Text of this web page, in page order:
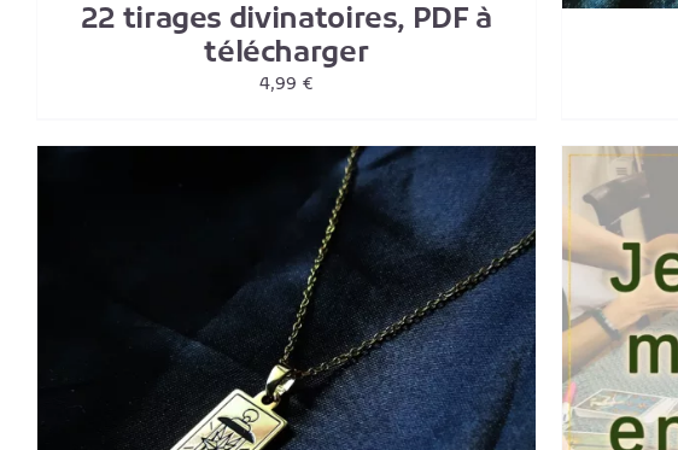
22 tirages divinatoires, PDF à
télécharger
4,99 €
CHOIX DES OPTIONS CE
PRODUIT
A
/ DETAILS